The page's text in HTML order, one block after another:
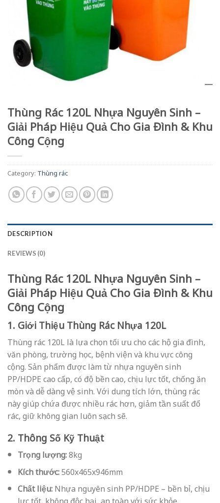
Thùng Rác 120L Nhựa Nguyên Sinh –
Giải Pháp Hiệu Quả Cho Gia Đình & Khu
Công Cộng
Category: Thùng rác
DESCRIPTION
REVIEWS (0)
Thùng Rác 120L Nhựa Nguyên Sinh –
Giải Pháp Hiệu Quả Cho Gia Đình & Khu
Công Cộng
1. Giới Thiệu Thùng Rác Nhựa 120L
Thùng rác 120L là lựa chọn tối ưu cho các hộ gia đình,
văn phòng, trường học, bệnh viện và khu vực công
cộng. Sản phẩm được làm từ nhựa nguyên sinh
PP/HDPE cao cấp, có độ bền cao, chịu lực tốt, chống ăn
mòn và dễ dàng vệ sinh. Với dung tích lớn, thùng rác
này giúp chứa được nhiều rác hơn, giảm tần suất đổ
rác, giữ không gian luôn sạch sẽ.
2. Thông Số Kỹ Thuật
Trọng lượng:8kg
Kích thước:560x465x946mm
Chất liệu:Nhựa nguyên sinh PP/HDPE – bền bỉ, chịu